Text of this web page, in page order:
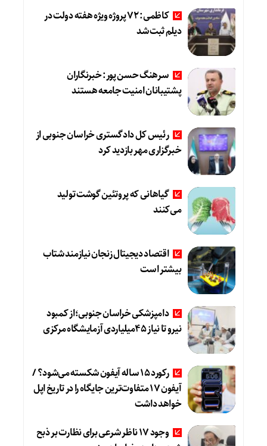
کاظمی: ۷۲ پروژه ویژه هفته دولت در
دیلم ثبت شد
سرهنگ حسن پور: خبرنگاران
پشتیبانان امنیت جامعه هستند
رئیس کل دادگستری خراسان جنوبی از
خبرگزاری مهر بازدید کرد
گیاهانی که پروتئین گوشت تولید
می‌کنند
اقتصاد دیجیتال زنجان نیازمند شتاب
بیشتر است
دامپزشکی خراسان جنوبی؛از کمبود
نیرو تا نیاز ۴۵میلیاردی آزمایشگاه مرکزی
رکورد ۱۵ ساله آیفون شکسته می‌شود؟ /
آیفون ۱۷ متفاوت‌ترین جایگاه را در تاریخ اپل
خواهد داشت
وجود ۱۷ ناظر شرعی برای نظارت بر ذبح